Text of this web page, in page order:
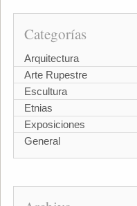
Categorías
Arquitectura
Arte Rupestre
Escultura
Etnias
Exposiciones
General